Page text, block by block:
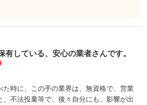
有している、安心の業者さんです。
た時に、この手の業界は、無資格で、営業
、不法投棄等で、後々自分にも、影響が出